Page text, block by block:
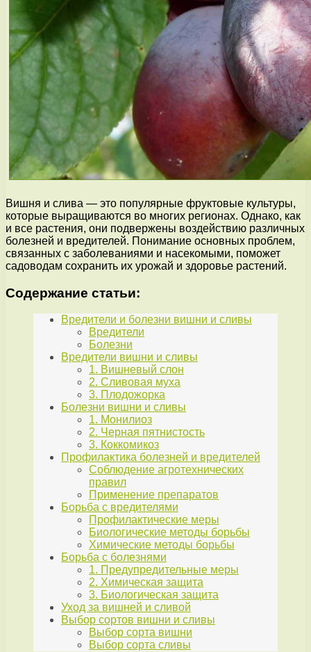
Вишня и слива — это популярные фруктовые культуры,
которые выращиваются во многих регионах. Однако, как
и все растения, они подвержены воздействию различных
болезней и вредителей. Понимание основных проблем,
связанных с заболеваниями и насекомыми, поможет
садоводам сохранить их урожай и здоровье растений.
Содержание статьи:
Вредители и болезни вишни и сливы
Вредители
Болезни
Вредители вишни и сливы
1. Вишневый слон
2. Сливовая муха
3. Плодожорка
Болезни вишни и сливы
1. Монилиоз
2. Черная пятнистость
3. Коккомикоз
Профилактика болезней и вредителей
Соблюдение агротехнических
правил
Применение препаратов
Борьба с вредителями
Профилактические меры
Биологические методы борьбы
Химические методы борьбы
Борьба с болезнями
1. Предупредительные меры
2. Химическая защита
3. Биологическая защита
Уход за вишней и сливой
Выбор сортов вишни и сливы
Выбор сорта вишни
Выбор сорта сливы